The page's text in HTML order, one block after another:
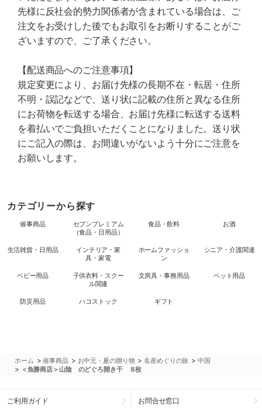
先様に反社会的勢力関係者が含まれている場合は、ご
注文をお受けした後でもお取引をお断りすることがご
ざいますので、ご了承ください。
【配送商品へのご注意事項】
規定変更により、お届け先様の長期不在・転居・住所
不明・誤記などで、送り状に記載の住所と異なる住所
にお荷物を転送する場合、お届け先様に転送する送料
を着払いでご負担いただくことになりました。送り状
にご記入の際は、お間違いがないよう十分にご注意を
お願いします。
カテゴリーから探す
催事商品
セブンプレミアム
（食品・日用品）
食品・飲料 お酒
生活雑貨・日用品
インテリア・家
具・家電
ホームファッショ
ン
シニア・介護関連
ベビー用品
子供衣料・スクー
ル関連
文房具・事務用品 ペット用品
防災用品 ハコストック ギフト
ホーム >催事商品 > お中元・夏の贈り物 >名産めぐりの旅 >中国
> ＜魚勝商店＞山陰 のどぐろ開き干 ８枚
ご利用ガイド お問合せ窓口